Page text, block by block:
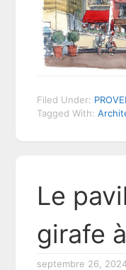
Filed Under:
Tagged With:
Le
girafe
septembre 26,